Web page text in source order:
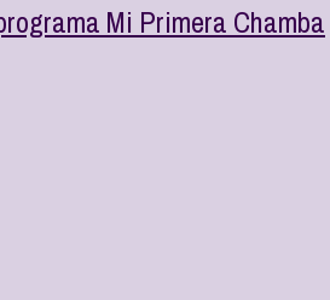
Mi Primera Chamba